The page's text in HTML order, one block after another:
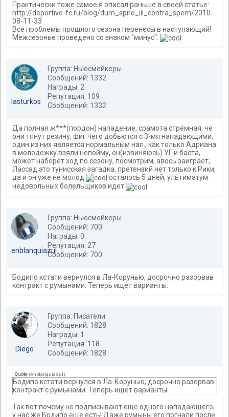
Практически тоже самое я описал раньше в своей статье:
http://deportivo-fc.ru/blog/dum_spiro_ili_contra_spem/2010-
08-11-33
Все проблемы прошлого сезона перенесы в наступающий!
Межсезонье проведено со знаком "минус".
lasturkos
Группа: Ньюсмейкеры
Сообщений: 1332
Награды: 2
Репутация: 109
Сообщений: 1332
Да полная ж***(пордон) нападение, срамота стрёмная, че
они тянут резину, фиг чего добьются с 3-мя нападающими,
один из них является нормальным нап., как только Адриана
в молодежку взяли непойму, он(извиняюсь) УГ и баста,
может наберет ход по сезону, посмотрим, авось заиграет,
Лассад это тунисская загадка, претензий нет только к Рики,
да и он уже не молод
осталось 5 дней, ультиматум
недовольных болельщиков идет
enblanquiazul
Группа: Ньюсмейкеры
Сообщений: 700
Награды: 0
Репутация: 27
Сообщений: 700
Бодипо кстати вернулся в Ла-Корунью, досрочно разорвав
контракт с румынами. Теперь ищет варианты.
Diego
Группа: Писатели
Сообщений: 1828
Награды: 1
Репутация: 118
Сообщений: 1828
Quote (enblanquiazul)
Бодипо кстати вернулся в Ла-Корунью, досрочно разорвав
контракт с румынами. Теперь ищет варианты.
Так вот почему не подписывают еще одного нападающего,
у нас же Бодипо еще есть! Даже румыны его погнали после